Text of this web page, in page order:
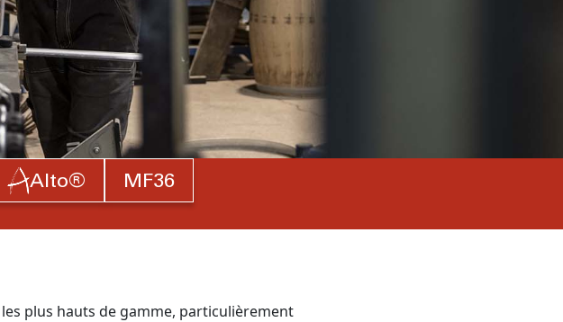
Alto® MF36
plus hauts de gamme, particulièrement